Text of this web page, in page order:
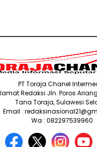
PT Toraja Chanel
Redaksi Jln. Poros Ariang
Tana Toraja, Sulawesi
Email :
Wa : 082297539960